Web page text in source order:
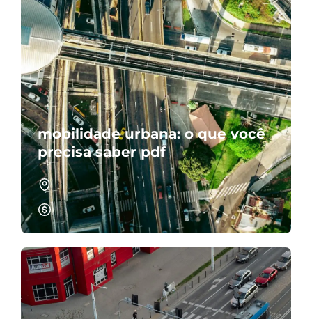
mobilidade urbana: o que você
precisa saber pdf